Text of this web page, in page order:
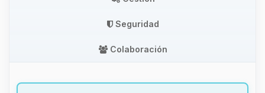
Seguridad
Colaboración